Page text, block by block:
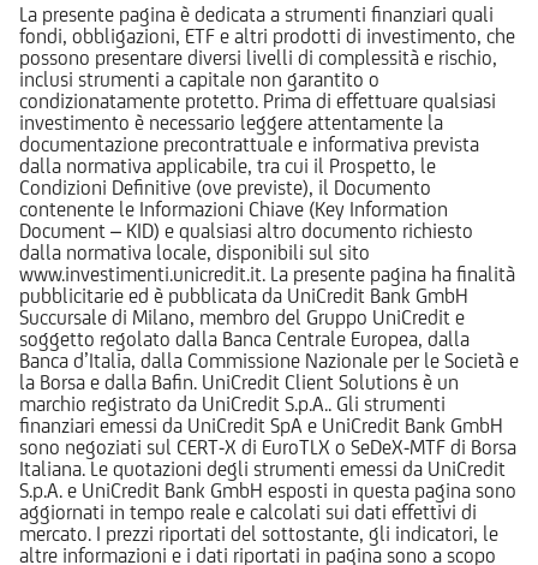
La presente pagina è dedicata a strumenti finanziari quali
fondi, obbligazioni, ETF e altri prodotti di investimento, che
possono presentare diversi livelli di complessità e rischio,
inclusi strumenti a capitale non garantito o
condizionatamente protetto. Prima di effettuare qualsiasi
investimento è necessario leggere attentamente la
documentazione precontrattuale e informativa prevista
dalla normativa applicabile, tra cui il Prospetto, le
Condizioni Definitive (ove previste), il Documento
contenente le Informazioni Chiave (Key Information
Document – KID) e qualsiasi altro documento richiesto
dalla normativa locale, disponibili sul sito
www.investimenti.unicredit.it. La presente pagina ha finalità
pubblicitarie ed è pubblicata da UniCredit Bank GmbH
Succursale di Milano, membro del Gruppo UniCredit e
soggetto regolato dalla Banca Centrale Europea, dalla
Banca d’Italia, dalla Commissione Nazionale per le Società e
la Borsa e dalla Bafin. UniCredit Client Solutions è un
marchio registrato da UniCredit S.p.A.. Gli strumenti
finanziari emessi da UniCredit SpA e UniCredit Bank GmbH
sono negoziati sul CERT-X di EuroTLX o SeDeX-MTF di Borsa
Italiana. Le quotazioni degli strumenti emessi da UniCredit
S.p.A. e UniCredit Bank GmbH esposti in questa pagina sono
aggiornati in tempo reale e calcolati sui dati effettivi di
mercato. I prezzi riportati del sottostante, gli indicatori, le
altre informazioni e i dati riportati in pagina sono a scopo